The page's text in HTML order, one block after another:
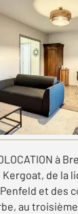
T4 à
€
comprises
dédié
à
de la
et des
au